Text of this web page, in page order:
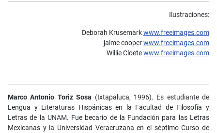
Ilustraciones:
Deborah Krusemarkwww.freeimages.com
jaime cooperwww.freeimages.com
Willie Cloetewww.freeimages.com
Marco Antonio Toriz Sosa (Ixtapaluca, 1996). Es estudiante de
Lengua y Literaturas Hispánicas en la Facultad de Filosofía y
Letras de la UNAM. Fue becario de la Fundación para las Letras
Mexicanas y la Universidad Veracruzana en el séptimo Curso de